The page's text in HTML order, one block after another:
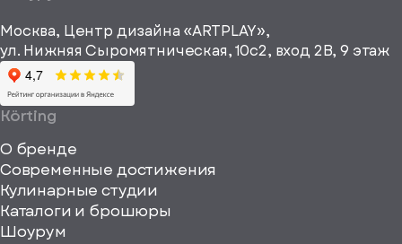
информационные
материалы
viewBox="0
0
Москва, Центр дизайна «ARTPLAY»,
ул. Нижняя Сыромятническая, 10с2, вход 2B, 9 этаж
Körting
О бренде
Современные достижения
Кулинарные студии
Каталоги и брошюры
Шоурум